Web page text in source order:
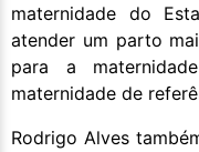
maternidade do
atender um parto
para a
maternidade de
Rodrigo Alves